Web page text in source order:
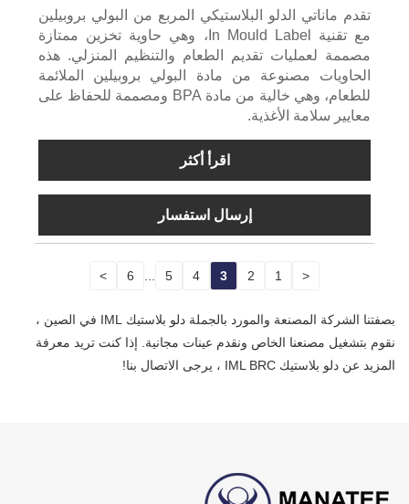
تقدم ماناتي الدلو البلاستيكي المربع من البولي بروبيلين
مع تقنية In Mould Label، وهي حاوية تخزين ممتازة
مصممة لعمليات تقديم الطعام والتنظيم المنزلي. هذه
الحاويات مصنوعة من مادة البولي بروبيلين الملائمة
للطعام، وهي خالية من مادة BPA ومصممة للحفاظ على
معايير سلامة الأغذية.
اقرأ أكثر
إرسال استفسار
<
1
2
3
4
5
6
>
بصفتنا الشركة المصنعة والمورد بالجملة دلو بلاستيك IML في الصين ،
نقوم بتشغيل مصنعنا الخاص ونقدم عينات مجانية. إذا كنت تريد معرفة
المزيد عن دلو بلاستيك IML BRC ، يرجى الاتصال بنا!